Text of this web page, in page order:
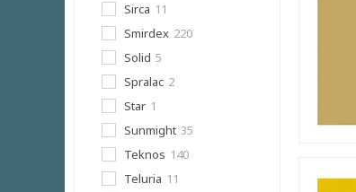
Sirca 11
Smirdex 220
Solid 5
Spralac 2
Star 1
Sunmight 35
Teknos 140
Teluria 11